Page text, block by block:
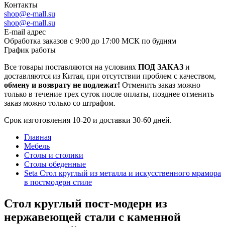
Контакты
shop@e-mall.su
shop@e-mall.su
E-mail адрес
Обработка заказов с 9:00 до 17:00 МСК по будням
График работы
Все товары поставляются на условиях ПОД ЗАКАЗ и
доставляются из Китая, при отсутствии проблем с качеством,
обмену и возврату не подлежат! Отменить заказ можно
только в течение трех суток после оплаты, позднее отменить
заказ можно только со штрафом.
Срок изготовления 10-20 и доставки 30-60 дней.
Главная
Мебель
Столы и столики
Столы обеденные
Seta Стол круглый из металла и искусственного мрамора
в постмодерн стиле
Стол круглый пост-модерн из
нержавеющей стали с каменной